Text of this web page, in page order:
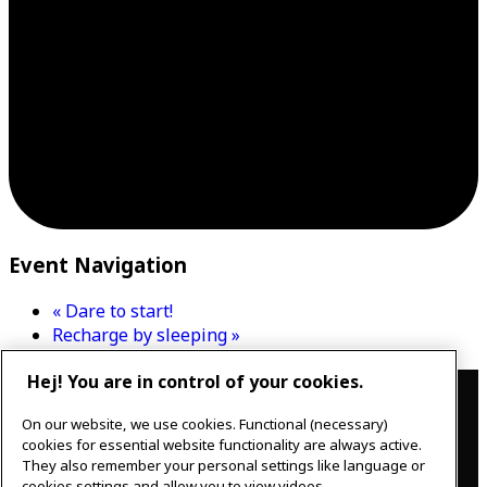
Event Navigation
« Dare to start!
Recharge by sleeping»
Contact
IKEAgatan 8
343 36 Älmhult, Sweden
0476 44 07 60
Hej! You are in control of your cookies.
On our website, we use cookies. Functional (necessary)
cookies for essential website functionality are always active.
They also remember your personal settings like language or